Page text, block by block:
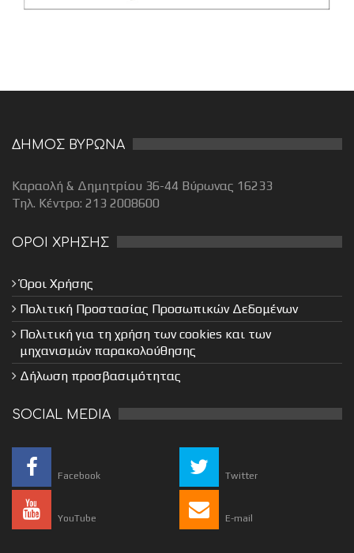
ΔΗΜΟΣ ΒΥΡΩΝΑ
Καραολή & Δημητρίου 36-44 Βύρωνας 16233
Τηλ. Κέντρο: 213 2008600
ΟΡΟΙ ΧΡΗΣΗΣ
Όροι Χρήσης
Πολιτική Προστασίας Προσωπικών Δεδομένων
Πολιτική για τη χρήση των cookies και των
μηχανισμών παρακολούθησης
Δήλωση προσβασιμότητας
SOCIAL MEDIA
Facebook Twitter
YouTube E-mail